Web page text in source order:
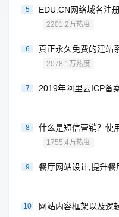
5 EDU.CN网络域名注
2201.2万热度
6 真正永久免费的建站
2078.1万热度
7 2019年阿里云ICP备
8 什么是短信营销？使
1755.4万热度
9 餐厅网站设计,提升餐
10 网站内容框架以及逻